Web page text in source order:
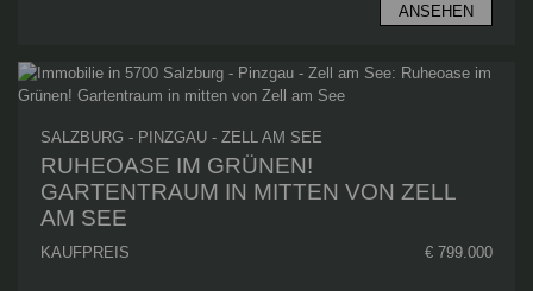
ANSEHEN
SALZBURG - PINZGAU - ZELL AM SEE
RUHEOASE IM GRÜNEN!
GARTENTRAUM IN MITTEN VON ZELL
AM SEE
KAUFPREIS € 799.000